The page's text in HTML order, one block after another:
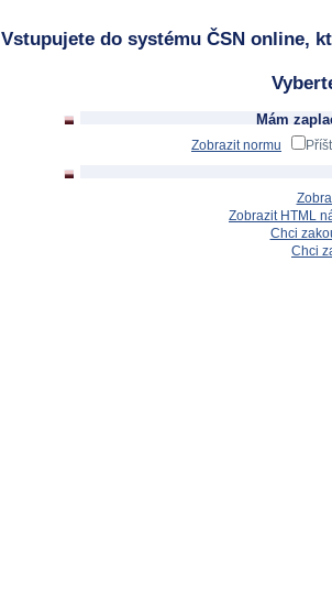
Vstupujete do systému ČSN online,
Mám
Zobrazit normu
Zobrazit HTML
Chci
Chci